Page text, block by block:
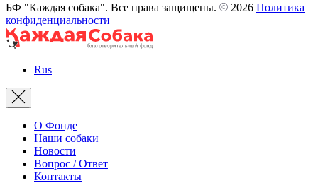
БФ "Каждая собака". Все права защищены. 2026 Политика
конфиденциальности
Rus
О Фонде
Наши собаки
Новости
Вопрос / Ответ
Контакты